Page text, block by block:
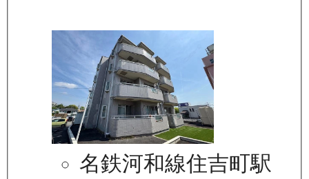
名鉄河和線住吉町駅